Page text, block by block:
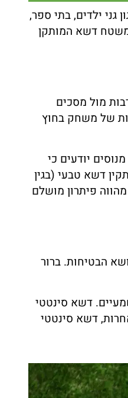
ילדים, בתי ספר,
במשטח דשא המותקן
מול מסכים
של משחק בחוץ
יודעים כי
דשא טבעי (בגין
פיתרון מושלם
הבטיחות. ברור
דשא סינטטי
דשא סינטטי